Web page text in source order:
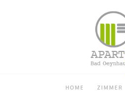
HOME ZIMMER